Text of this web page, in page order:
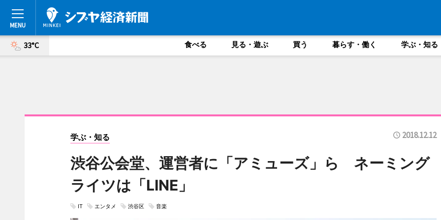
33°C 食べる 見る・遊ぶ 買う 暮らす・働く 学ぶ・知る
学ぶ・知る 2018.12.12
渋谷公会堂、運営者に「アミューズ」ら ネーミング
ライツは「LINE」
IT エンタメ 渋谷区 音楽